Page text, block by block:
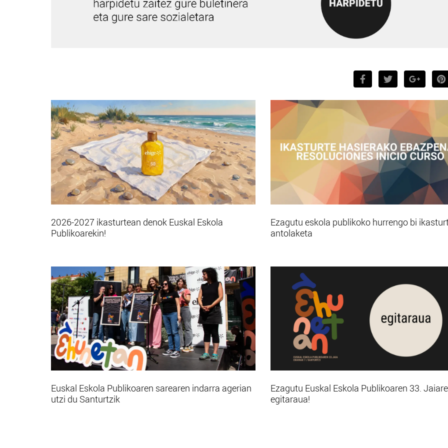
2026-2027 ikasturtean denok Euskal Eskola
Publikoarekin!
Ezagutu eskola publikoko hurrengo bi
antolaketa
Euskal Eskola Publikoaren sarearen indarra agerian
utzi du Santurtzik
Ezagutu Euskal Eskola Publikoaren 33.
egitaraua!